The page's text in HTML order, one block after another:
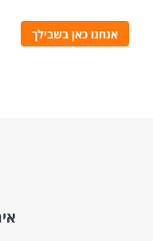
אנחנו כאן בשבילך